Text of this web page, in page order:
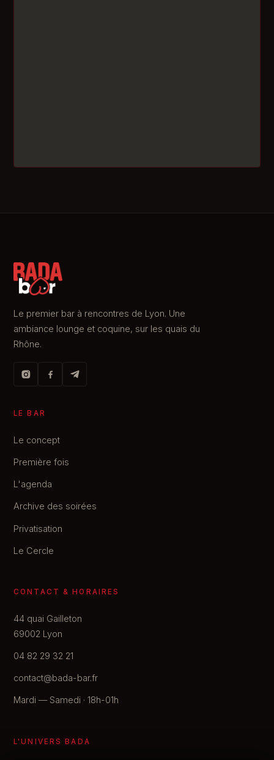
Le premier bar à rencontres de Lyon. Une
ambiance lounge et coquine, sur les quais du
Rhône.
LE BAR
Le concept
Première fois
L'agenda
Archive des soirées
Privatisation
Le Cercle
CONTACT & HORAIRES
44 quai Gailleton
69002 Lyon
04 82 29 32 21
contact@bada-bar.fr
Mardi — Samedi · 18h-01h
L'UNIVERS BADA